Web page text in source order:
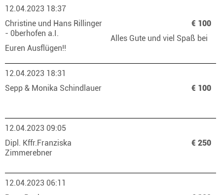
12.04.2023 18:37
Christine und Hans Rillinger
- 0berhofen a.I.
€ 100
Alles Gute und viel Spaß bei
Euren Ausflügen!!
12.04.2023 18:31
Sepp & Monika Schindlauer
€ 100
12.04.2023 09:05
Dipl. Kffr.Franziska
Zimmerebner
€ 250
12.04.2023 06:11